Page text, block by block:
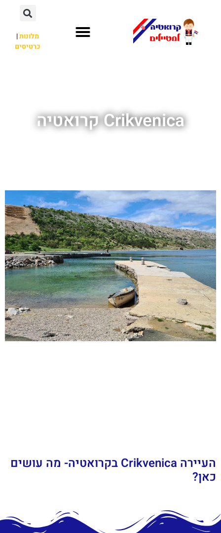
מלונות|
כרטיסים
Crikvenica קרואטיה
העיירה Crikvenica בקרואטיה- מה עושים
כאן?